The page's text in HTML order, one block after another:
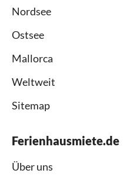
Nordsee
Ostsee
Mallorca
Weltweit
Sitemap
Ferienhausmiete.de
Über uns